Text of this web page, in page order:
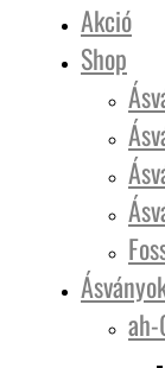
Akció
Shop
ah-